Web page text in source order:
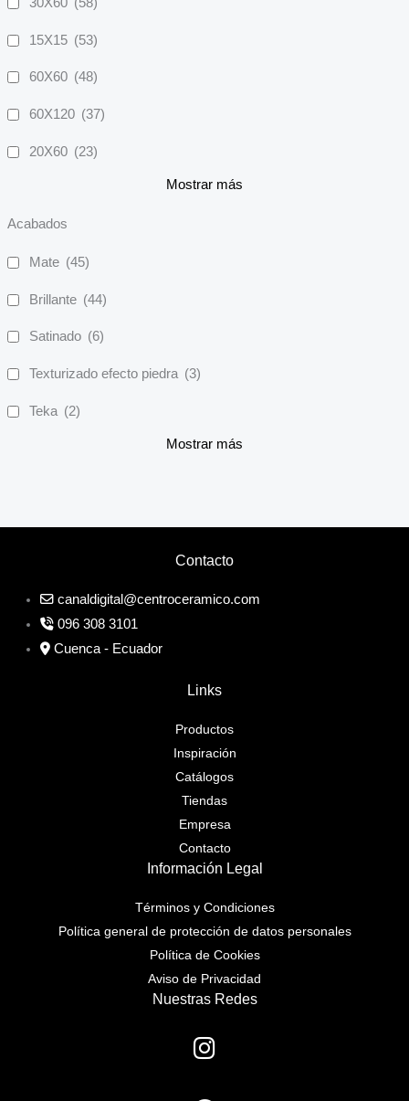
15X15 (53)
60X60 (48)
60X120 (37)
20X60 (23)
Mostrar más
Acabados
Mate (45)
Brillante (44)
Satinado (6)
Texturizado efecto piedra (3)
Teka (2)
Mostrar más
Contacto
canaldigital@centroceramico.com
096 308 3101
Cuenca - Ecuador
Links
Productos
Inspiración
Catálogos
Tiendas
Empresa
Contacto
Información Legal
Términos y Condiciones
Política general de protección de datos personales
Política de Cookies
Aviso de Privacidad
Nuestras Redes